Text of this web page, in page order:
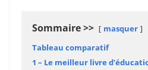
Sommaire
masquer
Tableau comparatif
1 – Le meilleur livre